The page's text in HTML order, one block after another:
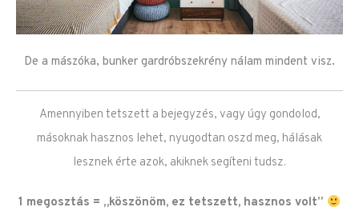
De a mászóka, bunker gardróbszekrény nálam mindent visz.
Amennyiben tetszett a bejegyzés, vagy úgy gondolod,
másoknak hasznos lehet, nyugodtan oszd meg, hálásak
lesznek érte azok, akiknek segíteni tudsz.
1 megosztás = „köszönöm, ez tetszett, hasznos volt”